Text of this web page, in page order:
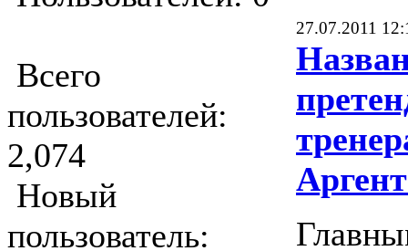
Всего
пользователей:
2,074
Новый
пользователь:
27.07.2011